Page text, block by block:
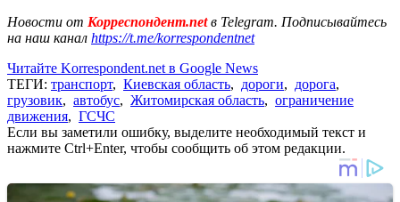
Новости от Корреспондент.netв Telegram. Подписывайтесь
на наш канал https://t.me/korrespondentnet
Читайте Korrespondent.net в Google News
ТЕГИ: транспорт, Киевская область, дороги, дорога,
грузовик, автобус, Житомирская область, ограничение
движения, ГСЧС
Если вы заметили ошибку, выделите необходимый текст и
нажмите Ctrl+Enter, чтобы сообщить об этом редакции.